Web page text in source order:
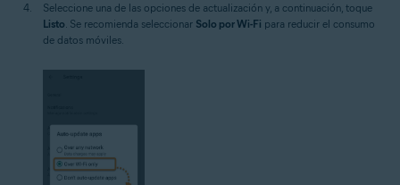
Seleccione una de las opciones de actualización y, a continuación, toque
Listo. Se recomienda seleccionar Solo por Wi-Fi para reducir el consumo
de datos móviles.